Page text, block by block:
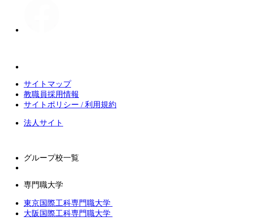
サイトマップ
教職員採用情報
サイトポリシー / 利用規約
法人サイト
グループ校一覧
専門職大学
東京国際工科専門職大学
大阪国際工科専門職大学